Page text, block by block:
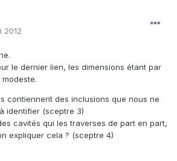
2012
le dernier lien, les dimensions étant par
contiennent des inclusions que nous ne
identifier (sceptre 3)
cavités qui les traverses de part en part,
expliquer cela ? (sceptre 4)